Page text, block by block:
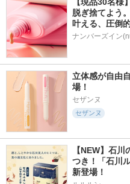
脱ぎ捨てよう
叶える、圧倒
ナンバーズイン
立体感が自由
場！
セザンヌ
セザンヌ
【NEW】石
つき！「石川
新登場！